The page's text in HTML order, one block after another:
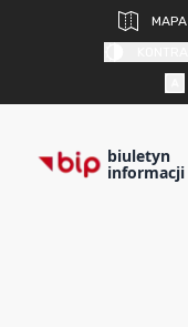
biuletyn